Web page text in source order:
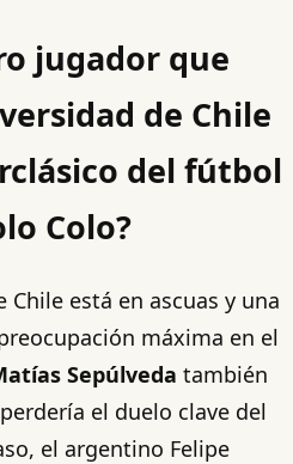
jugador que
de Chile
del fútbol
Colo?
está en ascuas y una
máxima en el
Sepúlveda también
el duelo clave del
el argentino Felipe